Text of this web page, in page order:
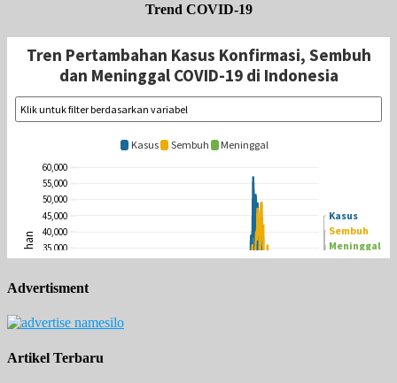
Trend COVID-19
Advertisment
Artikel Terbaru